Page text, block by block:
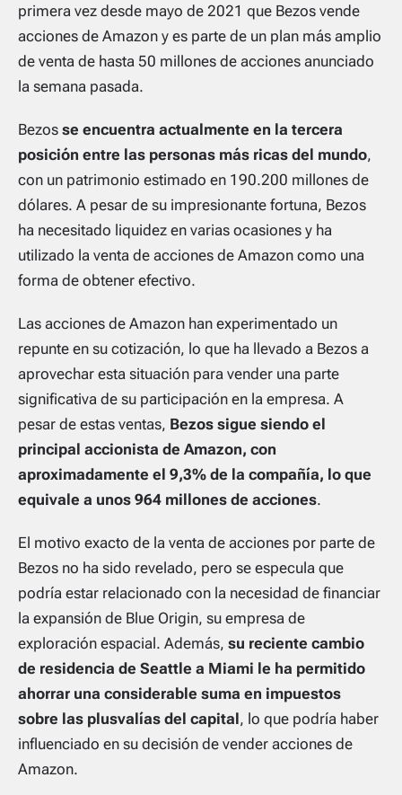
primera vez desde mayo de 2021 que Bezos vende
acciones de Amazon y es parte de un plan más amplio
de venta de hasta 50 millones de acciones anunciado
la semana pasada.
Bezos se encuentra actualmente en la tercera
posición entre las personas más ricas del mundo,
con un patrimonio estimado en 190.200 millones de
dólares. A pesar de su impresionante fortuna, Bezos
ha necesitado liquidez en varias ocasiones y ha
utilizado la venta de acciones de Amazon como una
forma de obtener efectivo.
Las acciones de Amazon han experimentado un
repunte en su cotización, lo que ha llevado a Bezos a
aprovechar esta situación para vender una parte
significativa de su participación en la empresa. A
pesar de estas ventas, Bezos sigue siendo el
principal accionista de Amazon, con
aproximadamente el 9,3% de la compañía, lo que
equivale a unos 964 millones de acciones.
El motivo exacto de la venta de acciones por parte de
Bezos no ha sido revelado, pero se especula que
podría estar relacionado con la necesidad de financiar
la expansión de Blue Origin, su empresa de
exploración espacial. Además, su reciente cambio
de residencia de Seattle a Miami le ha permitido
ahorrar una considerable suma en impuestos
sobre las plusvalías del capital, lo que podría haber
influenciado en su decisión de vender acciones de
Amazon.